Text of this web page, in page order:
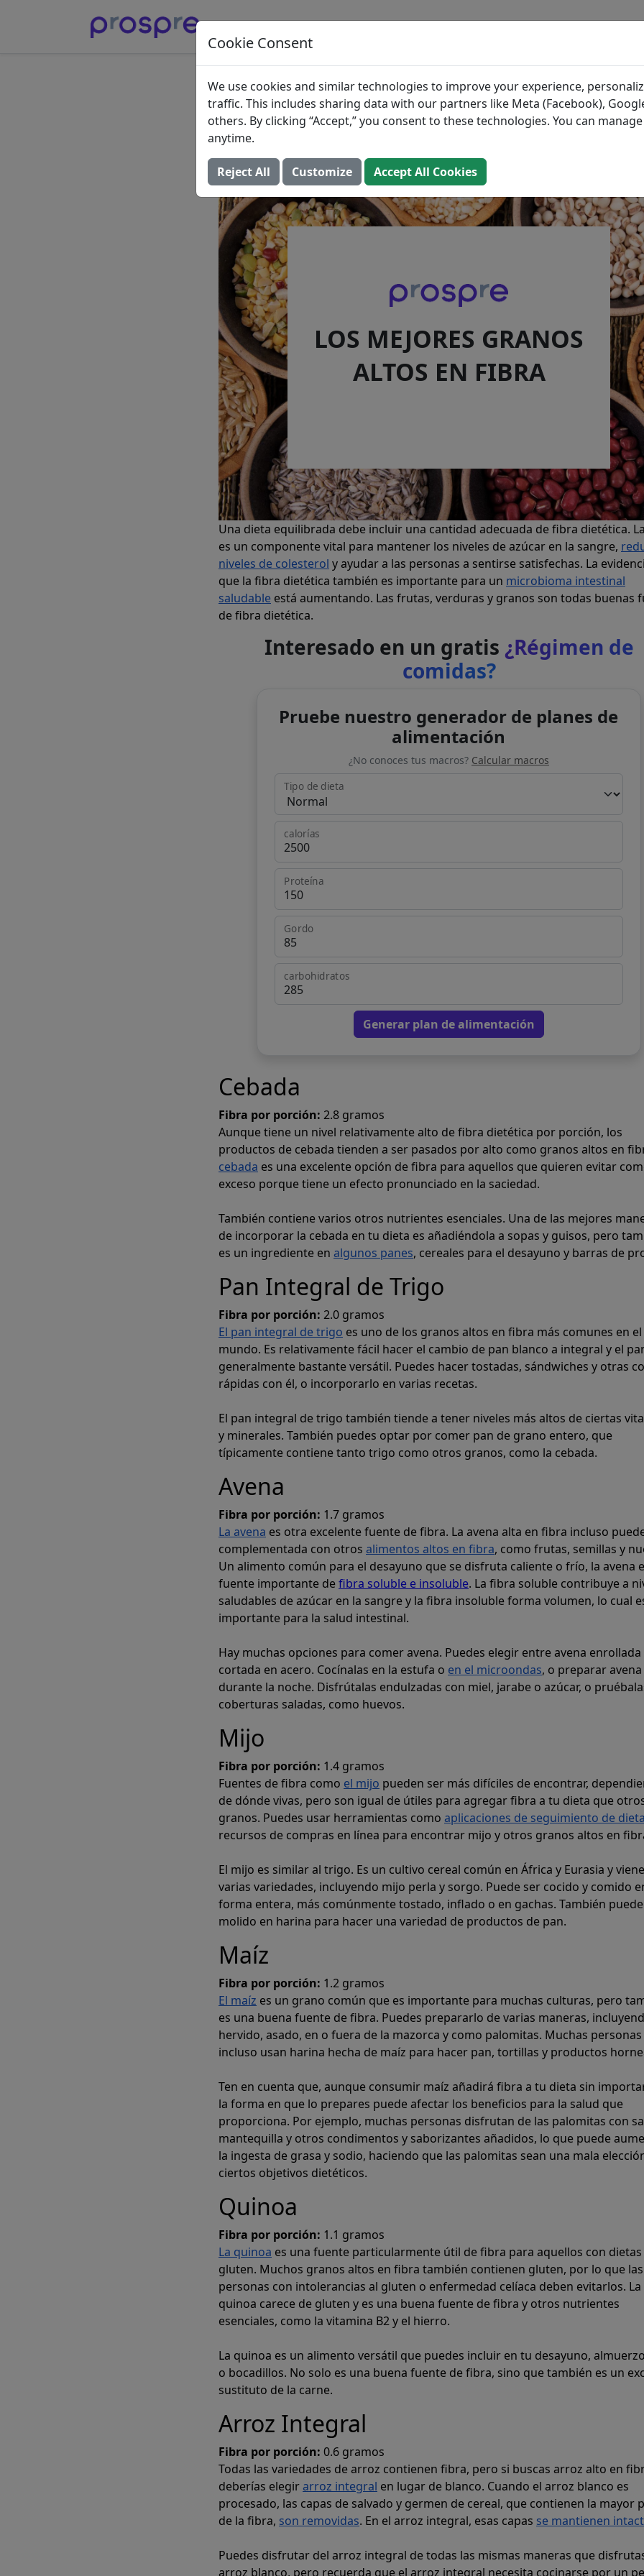
BLOG INGREDIENTES PLANES DE
Los Mejores Granos Altos en
Fibra
23 de octubre de 2023 (Actualizado: 2 de agosto de 2025)
LOS MEJORES GRANOS
ALTOS EN FIBRA
Una dieta equilibrada debe incluir una cantidad adecuada de fibra dietética.
es un componente vital para mantener los niveles de azúcar en la sangre,
niveles de colesterol y ayudar a las personas a sentirse satisfechas. La
que la fibra dietética también es importante para un microbioma intestinal
saludable está aumentando. Las frutas, verduras y granos son todas buenas
de fibra dietética.
Interesado en un gratis ¿Régimen de
comidas?
Pruebe nuestro generador de planes de
alimentación
¿No conoces tus macros? Calcular macros
Tipo de dieta
calorías
Proteína
Gordo
carbohidratos
Generar plan de alimentación
Cebada
Fibra por porción: 2.8 gramos
Aunque tiene un nivel relativamente alto de fibra dietética por porción, los
productos de cebada tienden a ser pasados por alto como granos altos en
cebada es una excelente opción de fibra para aquellos que quieren evitar
exceso porque tiene un efecto pronunciado en la saciedad.
También contiene varios otros nutrientes esenciales. Una de las mejores
de incorporar la cebada en tu dieta es añadiéndola a sopas y guisos, pero
es un ingrediente en algunos panes, cereales para el desayuno y barras de
Pan Integral de Trigo
Fibra por porción: 2.0 gramos
El pan integral de trigo es uno de los granos altos en fibra más comunes en el
mundo. Es relativamente fácil hacer el cambio de pan blanco a integral y el
generalmente bastante versátil. Puedes hacer tostadas, sándwiches y otras
rápidas con él, o incorporarlo en varias recetas.
El pan integral de trigo también tiende a tener niveles más altos de ciertas
y minerales. También puedes optar por comer pan de grano entero, que
típicamente contiene tanto trigo como otros granos, como la cebada.
Avena
Fibra por porción: 1.7 gramos
La avena es otra excelente fuente de fibra. La avena alta en fibra incluso
complementada con otros alimentos altos en fibra, como frutas, semillas y
Un alimento común para el desayuno que se disfruta caliente o frío, la avena
fuente importante defibra soluble e insoluble. La fibra soluble contribuye a
saludables de azúcar en la sangre y la fibra insoluble forma volumen, lo cual
importante para la salud intestinal.
Hay muchas opciones para comer avena. Puedes elegir entre avena enrollada
cortada en acero. Cocínalas en la estufa o en el microondas, o preparar avena
durante la noche. Disfrútalas endulzadas con miel, jarabe o azúcar, o
coberturas saladas, como huevos.
Mijo
Fibra por porción: 1.4 gramos
Fuentes de fibra como el mijo pueden ser más difíciles de encontrar,
de dónde vivas, pero son igual de útiles para agregar fibra a tu dieta que
granos. Puedes usar herramientas como aplicaciones de seguimiento de dieta
recursos de compras en línea para encontrar mijo y otros granos altos en
El mijo es similar al trigo. Es un cultivo cereal común en África y Eurasia y
varias variedades, incluyendo mijo perla y sorgo. Puede ser cocido y comido
forma entera, más comúnmente tostado, inflado o en gachas. También
molido en harina para hacer una variedad de productos de pan.
Maíz
Fibra por porción: 1.2 gramos
El maíz es un grano común que es importante para muchas culturas, pero
es una buena fuente de fibra. Puedes prepararlo de varias maneras,
hervido, asado, en o fuera de la mazorca y como palomitas. Muchas personas
incluso usan harina hecha de maíz para hacer pan, tortillas y productos
Ten en cuenta que, aunque consumir maíz añadirá fibra a tu dieta sin
la forma en que lo prepares puede afectar los beneficios para la salud que
proporciona. Por ejemplo, muchas personas disfrutan de las palomitas con
mantequilla y otros condimentos y saborizantes añadidos, lo que puede
la ingesta de grasa y sodio, haciendo que las palomitas sean una mala
ciertos objetivos dietéticos.
Quinoa
Fibra por porción: 1.1 gramos
La quinoa es una fuente particularmente útil de fibra para aquellos con dietas
gluten. Muchos granos altos en fibra también contienen gluten, por lo que las
personas con intolerancias al gluten o enfermedad celíaca deben evitarlos. La
quinoa carece de gluten y es una buena fuente de fibra y otros nutrientes
esenciales, como la vitamina B2 y el hierro.
La quinoa es un alimento versátil que puedes incluir en tu desayuno,
o bocadillos. No solo es una buena fuente de fibra, sino que también es un
sustituto de la carne.
Arroz Integral
Fibra por porción: 0.6 gramos
Todas las variedades de arroz contienen fibra, pero si buscas arroz alto en
deberías elegirarroz integral en lugar de blanco. Cuando el arroz blanco es
procesado, las capas de salvado y germen de cereal, que contienen la mayor
de la fibra, son removidas. En el arroz integral, esas capas se mantienen
Puedes disfrutar del arroz integral de todas las mismas maneras que
arroz blanco, pero recuerda que el arroz integral necesita cocinarse por un
Generar
planes de
Cree instantáneamente planes de alimentación que
objetivos macro y calóricos.
Prospre: Planificador de comidas
Dieta personalizada y Rastreador de macros
4.8 • GRATIS
Cookie Consent
We use cookies and similar technologies to improve your experience,
traffic. This includes sharing data with our partners like Meta (Facebook),
others. By clicking “Accept,” you consent to these technologies. You can
anytime.
Reject All Customize Accept All Cookies